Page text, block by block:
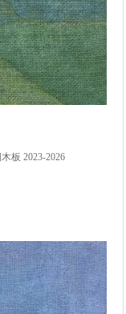
板 2023-2026